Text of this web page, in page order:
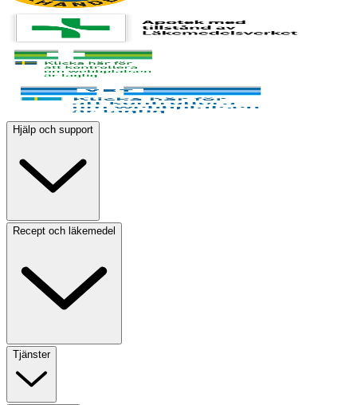
Hjälp och support
Recept och läkemedel
Tjänster